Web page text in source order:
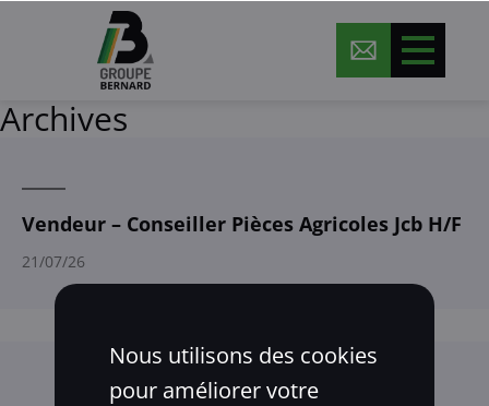
Archives
Vendeur – Conseiller Pièces Agricoles Jcb H/F
21/07/26
Nous utilisons des cookies
pour améliorer votre